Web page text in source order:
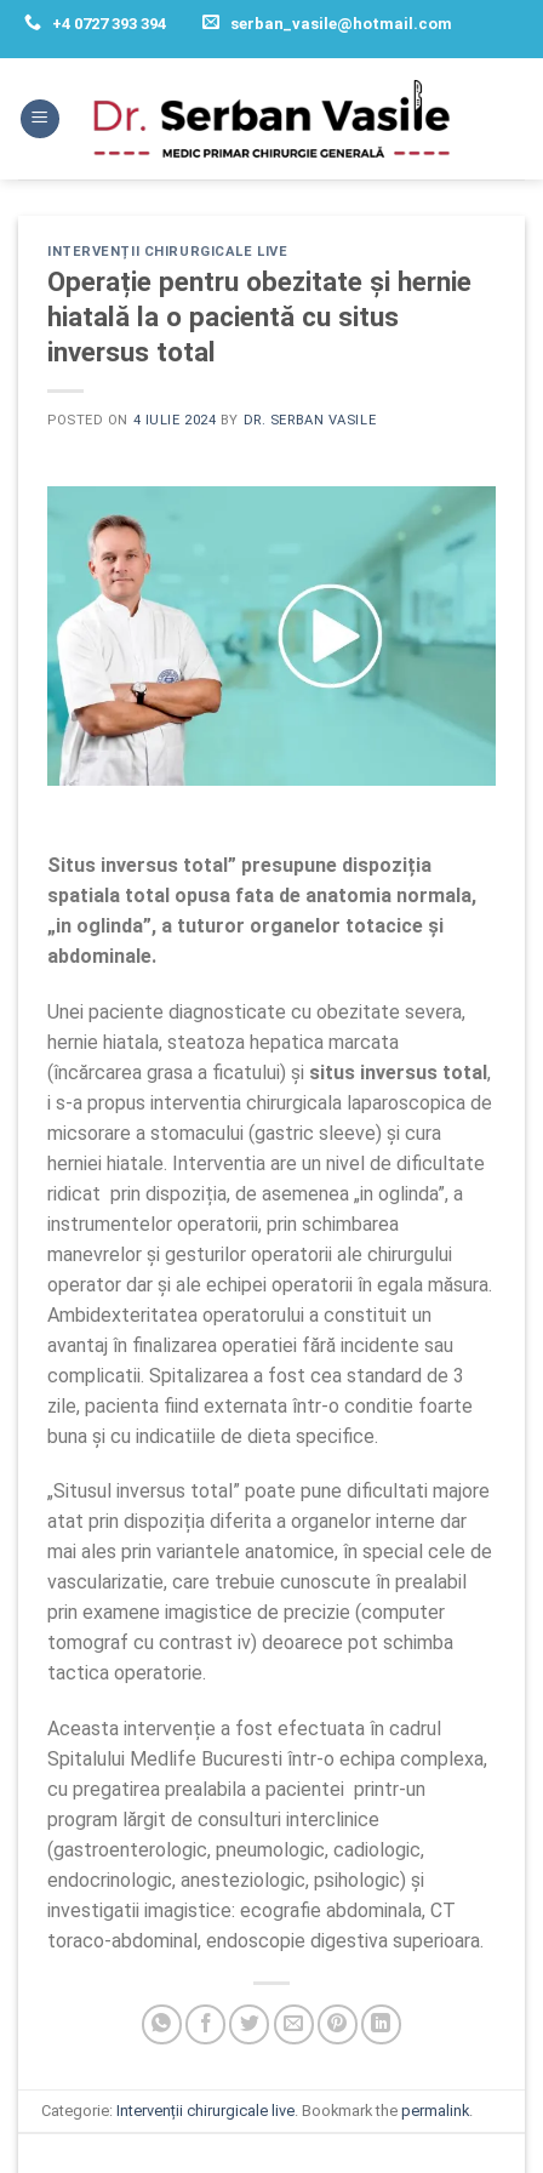
Skip
+4 0727 393 394 serban_vasile@hotmail.com
INTERVENȚII CHIRURGICALE LIVE
Operație pentru obezitate și hernie
hiatală la o pacientă cu situs
inversus total
POSTED ON 4 IULIE 2024 BY DR. SERBAN VASILE
Situs inversus total” presupune dispoziția
spatiala total opusa fata de anatomia normala,
„in oglinda”, a tuturor organelor totacice și
abdominale.
Unei paciente diagnosticate cu obezitate severa,
hernie hiatala, steatoza hepatica marcata
(încărcarea grasa a ficatului) și situs inversus total,
i s-a propus interventia chirurgicala laparoscopica de
micsorare a stomacului (gastric sleeve) și cura
herniei hiatale. Interventia are un nivel de dificultate
ridicat prin dispoziția, de asemenea „in oglinda”, a
instrumentelor operatorii, prin schimbarea
manevrelor și gesturilor operatorii ale chirurgului
operator dar și ale echipei operatorii în egala măsura.
Ambidexteritatea operatorului a constituit un
avantaj în finalizarea operatiei fără incidente sau
complicatii. Spitalizarea a fost cea standard de 3
zile, pacienta fiind externata într-o conditie foarte
buna și cu indicatiile de dieta specifice.
„Situsul inversus total” poate pune dificultati majore
atat prin dispoziția diferita a organelor interne dar
mai ales prin variantele anatomice, în special cele de
vascularizatie, care trebuie cunoscute în prealabil
prin examene imagistice de precizie (computer
tomograf cu contrast iv) deoarece pot schimba
tactica operatorie.
Aceasta intervenție a fost efectuata în cadrul
Spitalului Medlife Bucuresti într-o echipa complexa,
cu pregatirea prealabila a pacientei printr-un
program lărgit de consulturi interclinice
(gastroenterologic, pneumologic, cadiologic,
endocrinologic, anesteziologic, psihologic) și
investigatii imagistice: ecografie abdominala, CT
toraco-abdominal, endoscopie digestiva superioara.
Categorie:Intervenții chirurgicale live . Bookmark thepermalink